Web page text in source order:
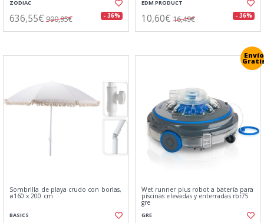
ZODIAC
636,55€ 990,95€ - 36%
EDM PRODUCT
10,60€ 16,49€ - 36%
Sombrilla de playa crudo con borlas,
ø160 x 200 cm
BASICS
Envío
Wet runner plus robot a batería para
piscinas elevadas y enterradas rbr75
gre
GRE